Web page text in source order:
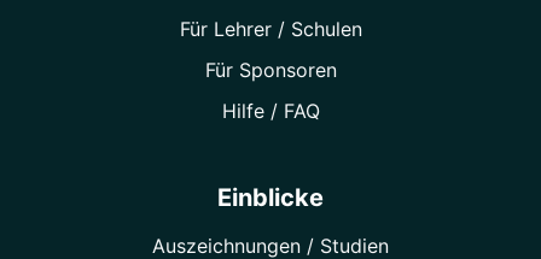
Für Lehrer / Schulen
Für Sponsoren
Hilfe / FAQ
Einblicke
Auszeichnungen / Studien